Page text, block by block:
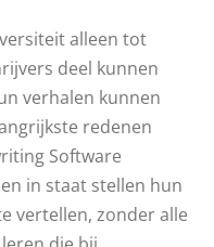
de alleen tot
deel kunnen
verhalen kunnen
redenen
Software
in staat stellen hun
vertellen, zonder alle